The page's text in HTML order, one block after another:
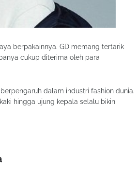
berpakainnya. GD memang tertarik
cukup diterima oleh para
dalam industri fashion dunia.
hingga ujung kepala selalu bikin